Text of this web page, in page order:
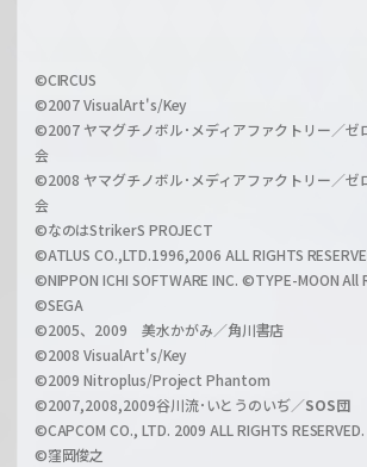
a
r
z
i
l
h
a
n
l
©CIRCUS
©2007 VisualArt's/Key
©2007 ヤマグチノボル･メディアファクトリー／ゼ
会
©2008 ヤマグチノボル･メディアファクトリー／ゼ
会
©なのはStrikerS PROJECT
©ATLUS CO.,LTD.1996,2006 ALL RIGHTS
©NIPPON ICHI SOFTWARE INC. ©TYPE-MOON
©SEGA
©2005、2009 美水かがみ／角川書店
©2008 VisualArt's/Key
©2009 Nitroplus/Project Phantom
©2007,2008,2009谷川流･いとうのいぢ／SOS団
©CAPCOM CO., LTD. 2009 ALL RIGHTS RESERVED.
©窪岡俊之